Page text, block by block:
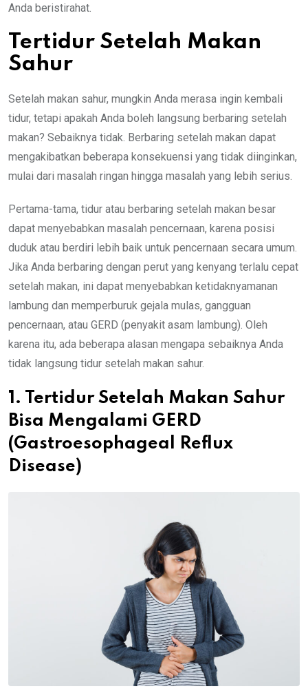
Anda beristirahat.
Tertidur Setelah Makan
Sahur
Setelah makan sahur, mungkin Anda merasa ingin kembali
tidur, tetapi apakah Anda boleh langsung berbaring setelah
makan? Sebaiknya tidak. Berbaring setelah makan dapat
mengakibatkan beberapa konsekuensi yang tidak diinginkan,
mulai dari masalah ringan hingga masalah yang lebih serius.
Pertama-tama, tidur atau berbaring setelah makan besar
dapat menyebabkan masalah pencernaan, karena posisi
duduk atau berdiri lebih baik untuk pencernaan secara umum.
Jika Anda berbaring dengan perut yang kenyang terlalu cepat
setelah makan, ini dapat menyebabkan ketidaknyamanan
lambung dan memperburuk gejala mulas, gangguan
pencernaan, atau GERD (penyakit asam lambung). Oleh
karena itu, ada beberapa alasan mengapa sebaiknya Anda
tidak langsung tidur setelah makan sahur.
1. Tertidur Setelah Makan Sahur
Bisa Mengalami GERD
(Gastroesophageal Reflux
Disease)